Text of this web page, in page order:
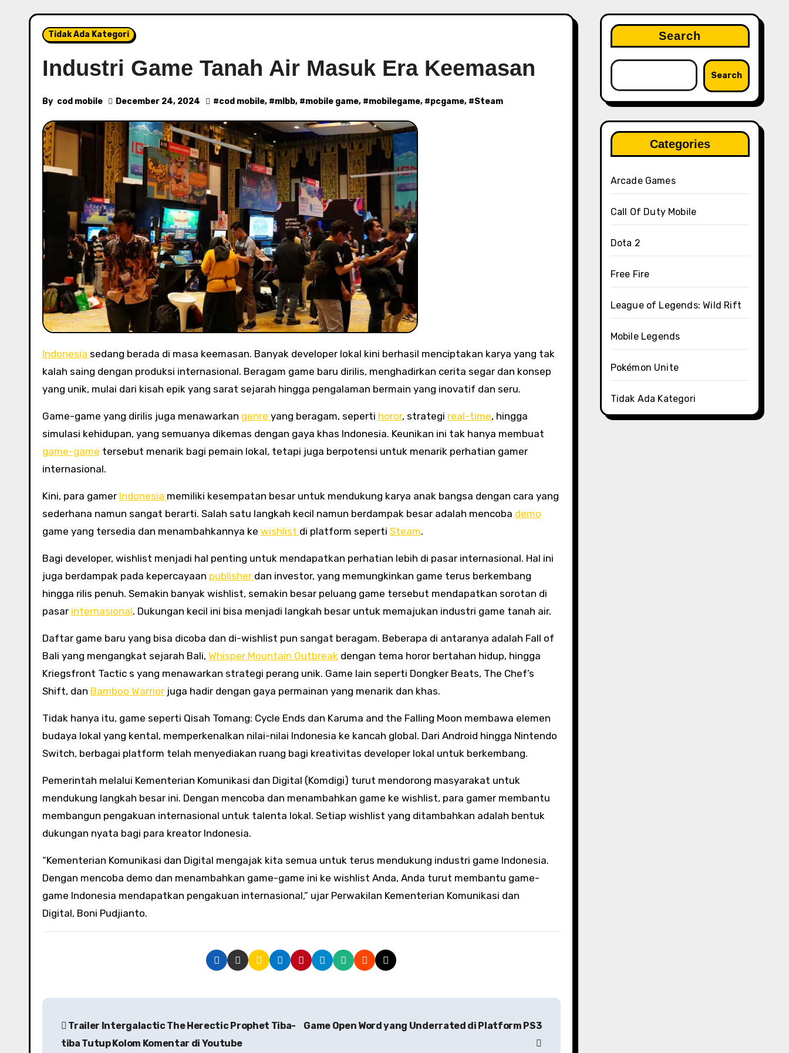
Tidak Ada Kategori
Industri Game Tanah Air Masuk Era Keemasan
By cod mobile December 24, 2024 #cod mobile, #mlbb, #mobile game, #mobilegame, #pcgame, #Steam
Indonesia sedang berada di masa keemasan. Banyak developer lokal kini berhasil menciptakan karya yang tak
kalah saing dengan produksi internasional. Beragam game baru dirilis, menghadirkan cerita segar dan konsep
yang unik, mulai dari kisah epik yang sarat sejarah hingga pengalaman bermain yang inovatif dan seru.
Game-game yang dirilis juga menawarkan genre yang beragam, seperti horor, strategi real-time, hingga
simulasi kehidupan, yang semuanya dikemas dengan gaya khas Indonesia. Keunikan ini tak hanya membuat
game-game tersebut menarik bagi pemain lokal, tetapi juga berpotensi untuk menarik perhatian gamer
internasional.
Kini, para gamer Indonesia memiliki kesempatan besar untuk mendukung karya anak bangsa dengan cara yang
sederhana namun sangat berarti. Salah satu langkah kecil namun berdampak besar adalah mencoba demo
game yang tersedia dan menambahkannya ke wishlist di platform seperti Steam.
Bagi developer, wishlist menjadi hal penting untuk mendapatkan perhatian lebih di pasar internasional. Hal ini
juga berdampak pada kepercayaan publisher dan investor, yang memungkinkan game terus berkembang
hingga rilis penuh. Semakin banyak wishlist, semakin besar peluang game tersebut mendapatkan sorotan di
pasar internasional. Dukungan kecil ini bisa menjadi langkah besar untuk memajukan industri game tanah air.
Daftar game baru yang bisa dicoba dan di-wishlist pun sangat beragam. Beberapa di antaranya adalah Fall of
Bali yang mengangkat sejarah Bali, Whisper Mountain Outbreak dengan tema horor bertahan hidup, hingga
Kriegsfront Tactic s yang menawarkan strategi perang unik. Game lain seperti Dongker Beats, The Chef’s
Shift, dan Bamboo Warrior juga hadir dengan gaya permainan yang menarik dan khas.
Tidak hanya itu, game seperti Qisah Tomang: Cycle Ends dan Karuma and the Falling Moon membawa elemen
budaya lokal yang kental, memperkenalkan nilai-nilai Indonesia ke kancah global. Dari Android hingga Nintendo
Switch, berbagai platform telah menyediakan ruang bagi kreativitas developer lokal untuk berkembang.
Pemerintah melalui Kementerian Komunikasi dan Digital (Komdigi) turut mendorong masyarakat untuk
mendukung langkah besar ini. Dengan mencoba dan menambahkan game ke wishlist, para gamer membantu
membangun pengakuan internasional untuk talenta lokal. Setiap wishlist yang ditambahkan adalah bentuk
dukungan nyata bagi para kreator Indonesia.
“Kementerian Komunikasi dan Digital mengajak kita semua untuk terus mendukung industri game Indonesia.
Dengan mencoba demo dan menambahkan game-game ini ke wishlist Anda, Anda turut membantu game-
game Indonesia mendapatkan pengakuan internasional,” ujar Perwakilan Kementerian Komunikasi dan
Digital, Boni Pudjianto.
Trailer Intergalactic The Herectic Prophet Tiba-
tiba Tutup Kolom Komentar di Youtube
Game Open Word yang Underrated di Platform PS3
Search
Search
Categories
Arcade Games
Call Of Duty Mobile
Dota 2
Free Fire
League of Legends: Wild Rift
Mobile Legends
Pokémon Unite
Tidak Ada Kategori